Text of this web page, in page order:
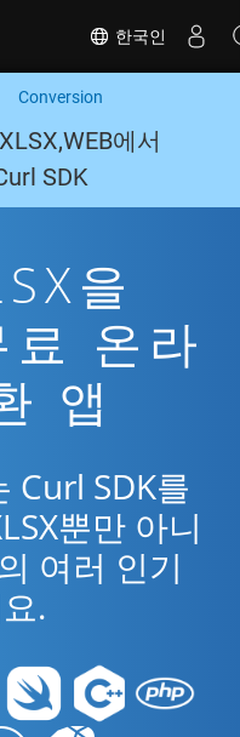
한국인
Conversion
에서
SDK
을
온라
앱
Curl SDK를
뿐만 아니
여러 인기
.